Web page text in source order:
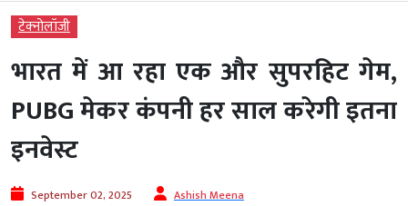
टेक्‍नोलॉजी
भारत में आ रहा एक और सुपरहिट गेम,
PUBG मेकर कंपनी हर साल करेगी इतना
इनवेस्ट
September 02, 2025 Ashish Meena